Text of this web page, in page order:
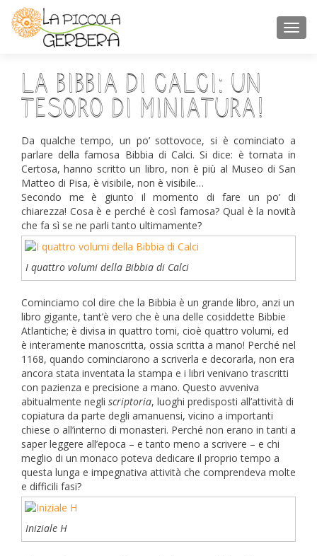
La Bibbia di Calci: un
tesoro di miniatura!
Da qualche tempo, un po’ sottovoce, si è cominciato a
parlare della famosa Bibbia di Calci. Si dice: è tornata in
Certosa, hanno scritto un libro, non è più al Museo di San
Matteo di Pisa, è visibile, non è visibile…
Secondo me è giunto il momento di fare un po’ di
chiarezza! Cosa è e perché è così famosa? Qual è la novità
che fa sì se ne parli tanto ultimamente?
I quattro volumi della Bibbia di Calci
Cominciamo col dire che la Bibbia è un grande libro, anzi un
libro gigante, tant’è vero che è una delle cosiddette Bibbie
Atlantiche; è divisa in quattro tomi, cioè quattro volumi, ed
è interamente manoscritta, ossia scritta a mano! Perché nel
1168, quando cominciarono a scriverla e decorarla, non era
ancora stata inventata la stampa e i libri venivano trascritti
con pazienza e precisione a mano. Questo avveniva
abitualmente negli scriptoria, luoghi predisposti all’attività di
copiatura da parte degli amanuensi, vicino a importanti
chiese o all’interno di monasteri. Perché non erano in tanti a
saper leggere all’epoca – e tanto meno a scrivere – e chi
meglio di un monaco poteva dedicare il proprio tempo a
questa lunga e impegnativa attività che comprendeva molte
e difficili fasi?
Iniziale H